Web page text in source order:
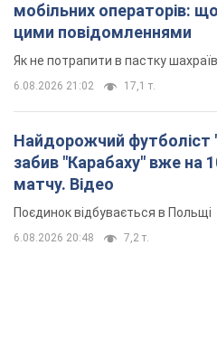
мобільних операторів:
цими повідомленнями
Як не потрапити в пастку шахраїв
6.08.2026 21:02 17,1 т.
Найдорожчий
забив "Карабаху" вже на
матчу. Відео
Поєдинок відбувається в Польщі
6.08.2026 20:48 7,2 т.